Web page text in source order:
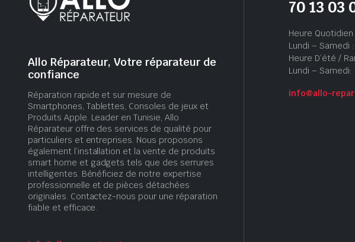
Allo Réparateur, Votre réparateur de
confiance
Réparation rapide et sur mesure de
Smartphones, Tablettes, Consoles de jeux et
Produits Apple. Leader en Tunisie, Allo
Réparateur offre des services de qualité pour
particuliers et entreprises. Nous proposons
également l’installation et la vente de produits
smart home et gadgets tels que des serrures
intelligentes. Bénéficiez de notre expertise
professionnelle et de pièces détachées
originales. Contactez-nous pour une réparation
fiable et efficace.
70 13 03
Heure Quotidien
Lundi – Samedi
Heure D’été /
Lundi –
info@allo-